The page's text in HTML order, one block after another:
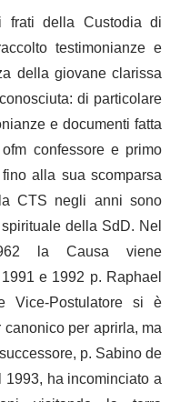
della Custodia di
testimonianze e
della giovane clarissa
di particolare
e documenti fatta
confessore e primo
alla sua scomparsa
CTS negli anni sono
della SdD. Nel
la Causa viene
e 1992 p. Raphael
Vice-Postulatore si è
per aprirla, ma
p. Sabino de
ha incominciato a